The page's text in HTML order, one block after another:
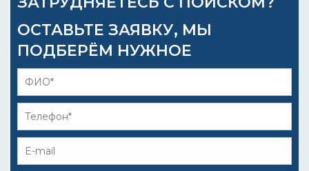
ОСТАВЬТЕ ЗАЯВКУ, МЫ
ПОДБЕРЁМ НУЖНОЕ